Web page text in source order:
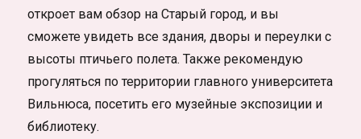
откроет вам обзор на Старый город, и вы
сможете увидеть все здания, дворы и переулки с
высоты птичьего полета. Также рекомендую
прогуляться по территории главного университета
Вильнюса, посетить его музейные экспозиции и
библиотеку.